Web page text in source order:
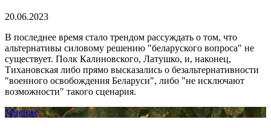
20.06.2023
В последнее время стало трендом рассуждать о том, что
альтернативы силовому решению "беларуского вопроса" не
существует. Полк Калиновского, Латушко, и, наконец,
Тихановская либо прямо высказались о безальтернативности
"военного освобождения Беларуси", либо "не исключают
возможности" такого сценария.
Мнение